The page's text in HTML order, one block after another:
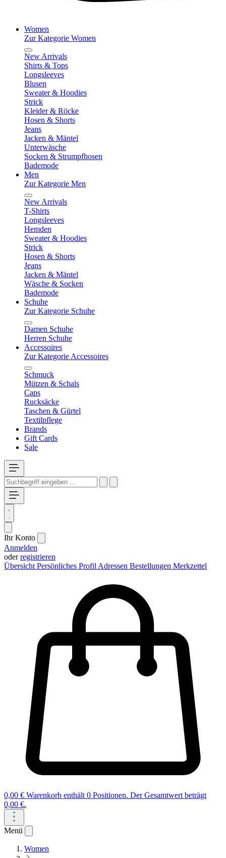
Women
Zur Kategorie Women
New Arrivals
Shirts & Tops
Longsleeves
Blusen
Sweater & Hoodies
Strick
Kleider & Röcke
Hosen & Shorts
Jeans
Jacken & Mäntel
Unterwäsche
Socken & Strumpfhosen
Bademode
Men
Zur Kategorie Men
New Arrivals
T-Shirts
Longsleeves
Hemden
Sweater & Hoodies
Strick
Hosen & Shorts
Jeans
Jacken & Mäntel
Wäsche & Socken
Bademode
Schuhe
Zur Kategorie Schuhe
Damen Schuhe
Herren Schuhe
Accessoires
Zur Kategorie Accessoires
Schmuck
Mützen & Schals
Caps
Rucksäcke
Taschen & Gürtel
Textilpflege
Brands
Gift Cards
Sale
Ihr Konto
Anmelden
oderregistrieren
Übersicht Persönliches Profil Adressen Bestellungen Merkzettel
0,00 € Warenkorb enthält 0 Positionen. Der Gesamtwert beträgt
0,00 €.
Menü
Women